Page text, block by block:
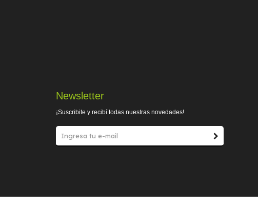
Newsletter
¡Suscribite y recibí todas nuestras novedades!